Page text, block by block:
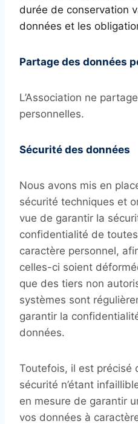
durée de conservation
données et les
Partage des données
L’Association ne
personnelles.
Sécurité des données
Nous avons mis en
sécurité techniques et
vue de garantir la
confidentialité de
caractère personnel,
celles-ci soient
que des tiers non
systèmes sont
garantir la
données.
Toutefois, il est précisé
sécurité n’étant
en mesure de garantir
vos données à